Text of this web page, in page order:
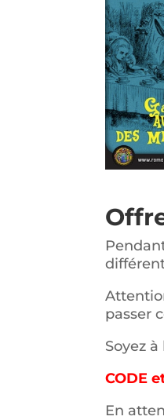
passer
Soyez
CODE
En